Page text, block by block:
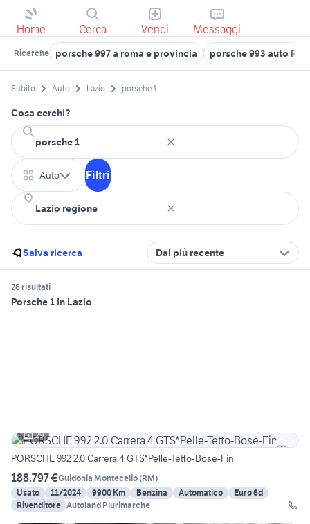
Home Cerca Vendi Messaggi
Ricerche porsche 997 a roma e provincia porsche 993 auto
Subito Auto Lazio porsche 1
Cosa cerchi?
Auto Filtri
Salva ricerca Dal più recente
26 risultati
Porsche 1 in Lazio
29
PORSCHE 992 2.0 Carrera 4 GTS*Pelle-Tetto-Bose-Fin
188.797 €Guidonia Montecelio(RM)
Usato
11/2024 9900 Km Benzina Automatico
Euro 6d
Rivenditore Autoland Plurimarche